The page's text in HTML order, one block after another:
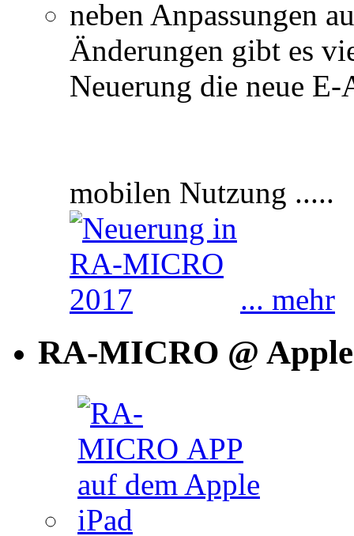
neben Anpassungen
Änderungen gibt es
Neuerung die neue
mobilen Nutzung
... mehr
RA-MICRO @